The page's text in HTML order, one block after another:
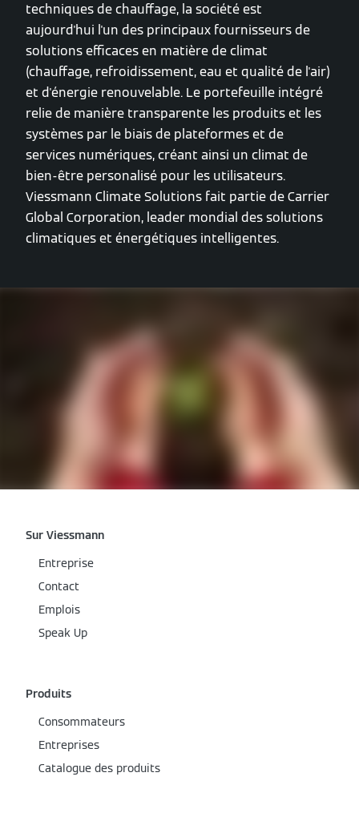
techniques de chauffage, la société est
aujourd'hui l'un des principaux fournisseurs de
solutions efficaces en matière de climat
(chauffage, refroidissement, eau et qualité de l'air)
et d'énergie renouvelable. Le portefeuille intégré
relie de manière transparente les produits et les
systèmes par le biais de plateformes et de
services numériques, créant ainsi un climat de
bien-être personalisé pour les utilisateurs.
Viessmann Climate Solutions fait partie de Carrier
Global Corporation, leader mondial des solutions
climatiques et énergétiques intelligentes.
Sur Viessmann
Entreprise
Contact
Emplois
Speak Up
Produits
Consommateurs
Entreprises
Catalogue des produits